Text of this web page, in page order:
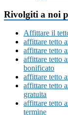
Rivolgiti a noi
Affittare il
affittare tetto
affittare tetto
affittare tetto
bonificato
affittare tetto
affittare tetto
gratuita
affittare tetto
termine